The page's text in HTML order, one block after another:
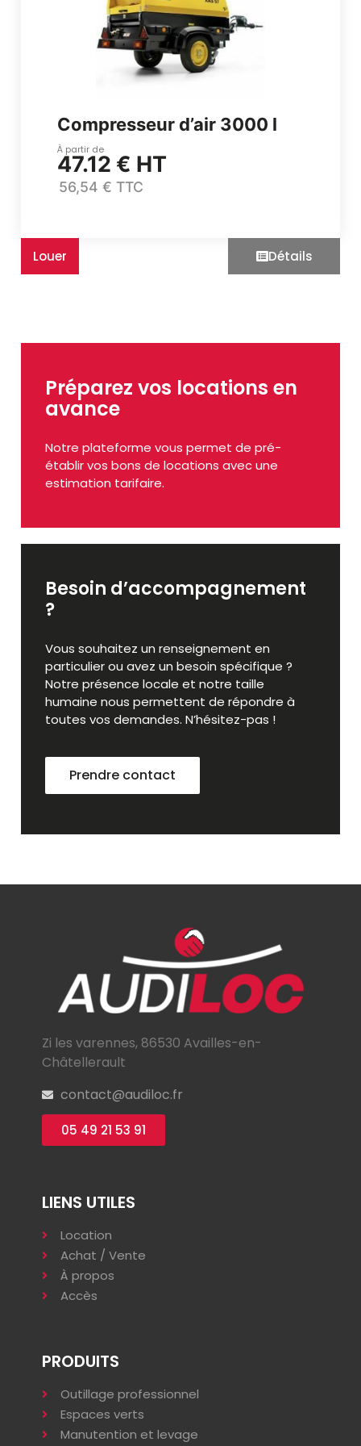
Groupe électrogène, outillage pneumatique, …
Installation provisoire
Organiser votre chantier
Compresseur d’air 3000 l
À partir de
47.12 € HT
56,54 € TTC
Louer Détails
Préparez vos locations en
avance
Notre plateforme vous permet de pré-
établir vos bons de locations avec une
estimation tarifaire.
Besoin d’accompagnement
?
Vous souhaitez un renseignement en
particulier ou avez un besoin spécifique ?
Notre présence locale et notre taille
humaine nous permettent de répondre à
toutes vos demandes. N’hésitez-pas !
Prendre contact
Zi les varennes, 86530 Availles-en-
Châtellerault
contact@audiloc.fr
05 49 21 53 91
LIENS UTILES
Location
Achat / Vente
À propos
Accès
PRODUITS
Outillage professionnel
Espaces verts
Manutention et levage